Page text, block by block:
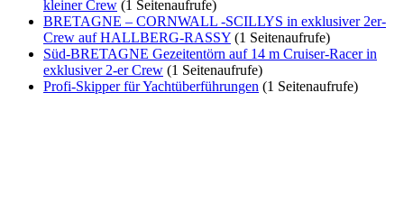
kleiner Crew (1 Seitenaufrufe)
BRETAGNE – CORNWALL -SCILLYS in exklusiver 2er-
Crew auf HALLBERG-RASSY (1 Seitenaufrufe)
Süd-BRETAGNE Gezeitentörn auf 14 m Cruiser-Racer in
exklusiver 2-er Crew (1 Seitenaufrufe)
Profi-Skipper für Yachtüberführungen (1 Seitenaufrufe)